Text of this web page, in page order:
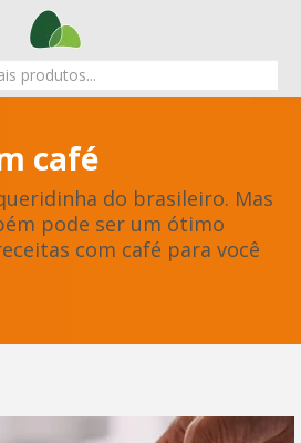
café
do brasileiro. Mas
pode ser um ótimo
com café para você